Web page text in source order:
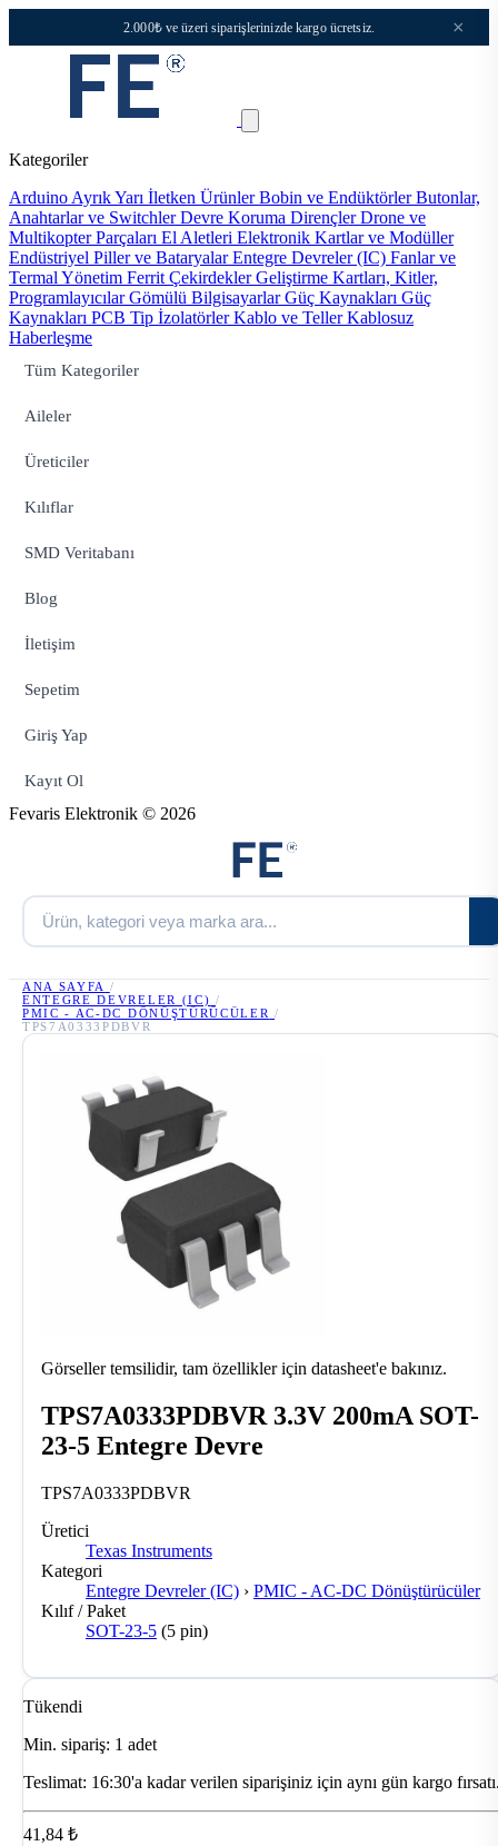
2.000₺ ve üzeri siparişlerinizde kargo ücretsiz. ×
Kategoriler
Arduino Ayrık Yarı İletken ÜrünlerBobin ve EndüktörlerButonlar,
Anahtarlar ve SwitchlerDevre Koruma DirençlerDrone ve
Multikopter Parçaları El Aletleri Elektronik Kartlar ve Modüller
Endüstriyel Piller ve BataryalarEntegre Devreler (IC) Fanlar ve
Termal Yönetim Ferrit ÇekirdeklerGeliştirme Kartları, Kitler,
ProgramlayıcılarGömülü BilgisayarlarGüç Kaynakları Güç
Kaynakları PCB Tip İzolatörlerKablo ve TellerKablosuz
Haberleşme
Tüm Kategoriler
Aileler
Üreticiler
Kılıflar
SMD Veritabanı
Blog
İletişim
Sepetim
Giriş Yap
Kayıt Ol
Fevaris Elektronik © 2026
ANA SAYFA /
ENTEGRE DEVRELER (IC) /
PMIC - AC-DC DÖNÜŞTÜRÜCÜLER /
TPS7A0333PDBVR
Görseller temsilidir, tam özellikler için datasheet'e bakınız.
TPS7A0333PDBVR 3.3V 200mA SOT-
23-5 Entegre Devre
TPS7A0333PDBVR
Üretici
Texas Instruments
Kategori
Entegre Devreler (IC) › PMIC - AC-DC Dönüştürücüler
Kılıf / Paket
SOT-23-5 (5 pin)
Tükendi
Min. sipariş: 1 adet
Teslimat: 16:30'a kadar verilen siparişiniz için aynı gün kargo
41,84 ₺